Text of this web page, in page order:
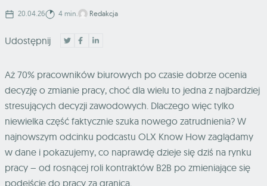
20.04.26 4 min. Redakcja
Udostępnij
Aż 70% pracowników biurowych po czasie dobrze ocenia
decyzję o zmianie pracy, choć dla wielu to jedna z najbardziej
stresujących decyzji zawodowych. Dlaczego więc tylko
niewielka część faktycznie szuka nowego zatrudnienia? W
najnowszym odcinku podcastu OLX Know How zaglądamy
w dane i pokazujemy, co naprawdę dzieje się dziś na rynku
pracy – od rosnącej roli kontraktów B2B po zmieniające się
podejście do pracy za granicą.